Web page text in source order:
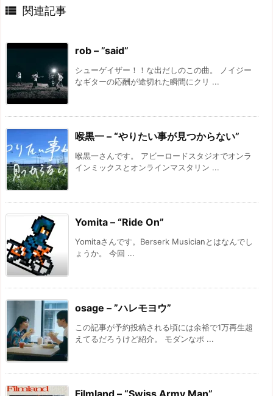
 関連記事
rob – ”said”
シューゲイザー！！な出だしのこの曲。 ノイジー
なギターの応酬が途切れた瞬間にクリ ...
喉黒一 – “やりたい事が見つからない”
喉黒一さんです。 アビーロードスタジオでオンラ
インミックスとオンラインマスタリン ...
Yomita – “Ride On”
Yomitaさんです。Berserk Musicianとはなんでし
ょうか。 今回 ...
osage – ”ハレモヨウ”
この記事が予約投稿される頃には余裕で1万再生超
えてるだろうけど紹介。 モダンなポ ...